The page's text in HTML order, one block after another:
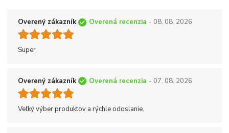
Overený zákazník Overená recenzia - 08. 08. 2026
Super
Overený zákazník Overená recenzia - 07. 08. 2026
Veľký výber produktov a rýchle odoslanie.